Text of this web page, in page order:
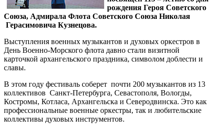
рождения Героя Советского
Союза, Адмирала Флота Советского Союза Николая
Герасимовича Кузнецова.
Выступления военных музыкантов и духовых оркестров в
День Военно-Морского флота давно стали визитной
карточкой архангельского праздника, символом доблести и
славы.
В этом году фестиваль соберет почти 200 музыкантов из 13
коллективов Санкт-Петербурга, Севастополя, Вологды,
Костромы, Котласа, Архангельска и Северодвинска. Это как
профессиональные военные оркестры, так и любительские
коллективы духовых инструментов.